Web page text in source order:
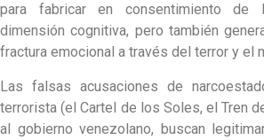
para fabricar en consentimiento de
dimensión cognitiva, pero también
fractura emocional a través del terror y el
Las falsas acusaciones de
terrorista (el Cartel de los Soles, el Tren
al gobierno venezolano, buscan